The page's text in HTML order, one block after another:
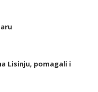
Lisinju, pomagali i